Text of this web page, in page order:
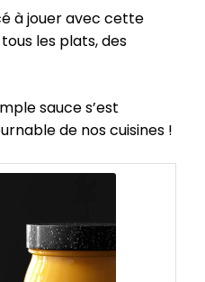
à jouer avec cette
les plats, des
sauce s’est
de nos cuisines !